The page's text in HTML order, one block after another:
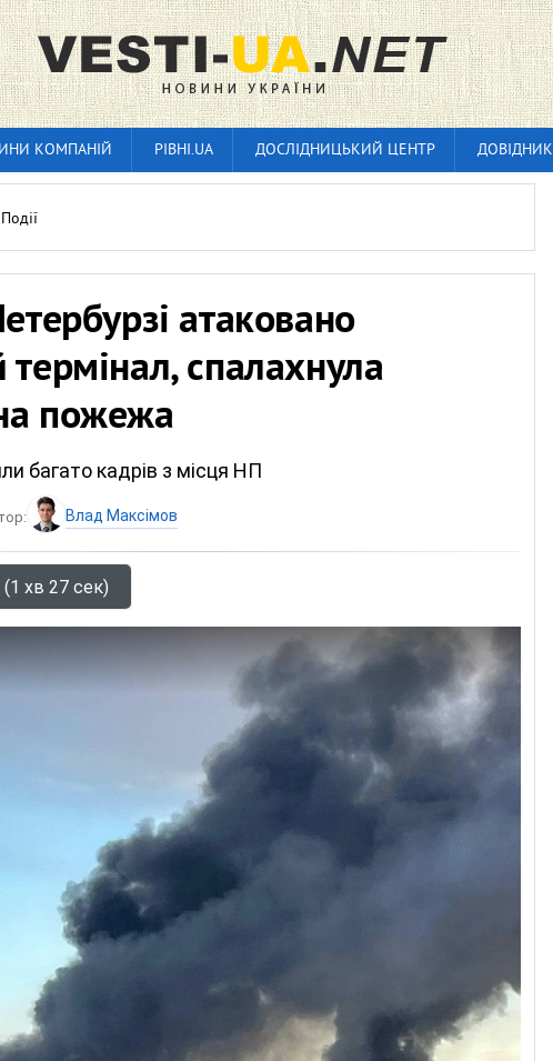
КОМПАНІЙ РІВНІ.UA ДОСЛІДНИЦЬКИЙ ЦЕНТР ДОВІДНИК
Події
атаковано
спалахнула
пожежа
багато кадрів з місця НП
Влад Максімов
(1 хв 27 сек)